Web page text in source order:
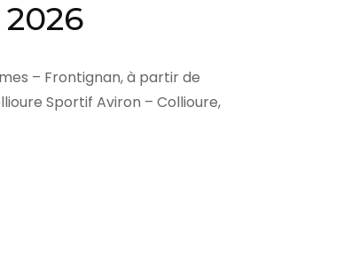
– Frontignan, à partir de
Sportif Aviron – Collioure,